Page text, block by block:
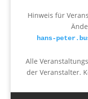
Hinweis für
hans-
Alle
der Veranstalter.